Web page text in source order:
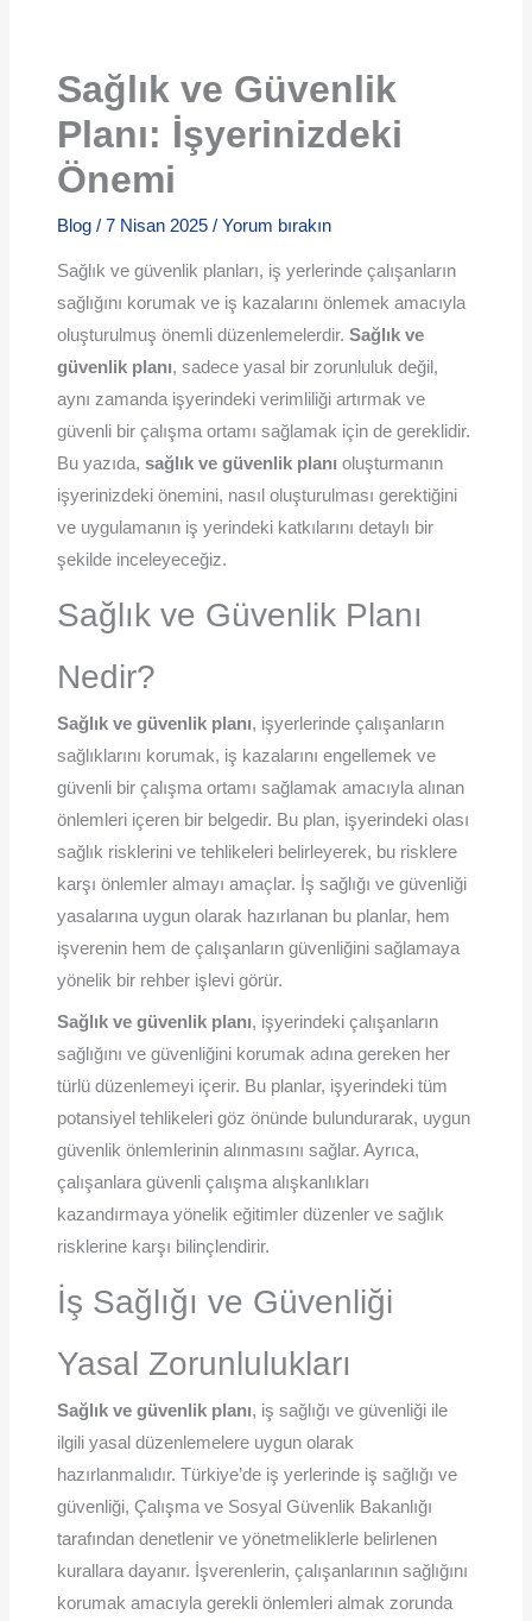
Sağlık ve Güvenlik
Planı: İşyerinizdeki
Önemi
Blog/ 7 Nisan 2025 / Yorum bırakın
Sağlık ve güvenlik planları, iş yerlerinde çalışanların
sağlığını korumak ve iş kazalarını önlemek amacıyla
oluşturulmuş önemli düzenlemelerdir. Sağlık ve
güvenlik planı, sadece yasal bir zorunluluk değil,
aynı zamanda işyerindeki verimliliği artırmak ve
güvenli bir çalışma ortamı sağlamak için de gereklidir.
Bu yazıda, sağlık ve güvenlik planı oluşturmanın
işyerinizdeki önemini, nasıl oluşturulması gerektiğini
ve uygulamanın iş yerindeki katkılarını detaylı bir
şekilde inceleyeceğiz.
Sağlık ve Güvenlik Planı
Nedir?
Sağlık ve güvenlik planı, işyerlerinde çalışanların
sağlıklarını korumak, iş kazalarını engellemek ve
güvenli bir çalışma ortamı sağlamak amacıyla alınan
önlemleri içeren bir belgedir. Bu plan, işyerindeki olası
sağlık risklerini ve tehlikeleri belirleyerek, bu risklere
karşı önlemler almayı amaçlar. İş sağlığı ve güvenliği
yasalarına uygun olarak hazırlanan bu planlar, hem
işverenin hem de çalışanların güvenliğini sağlamaya
yönelik bir rehber işlevi görür.
Sağlık ve güvenlik planı, işyerindeki çalışanların
sağlığını ve güvenliğini korumak adına gereken her
türlü düzenlemeyi içerir. Bu planlar, işyerindeki tüm
potansiyel tehlikeleri göz önünde bulundurarak, uygun
güvenlik önlemlerinin alınmasını sağlar. Ayrıca,
çalışanlara güvenli çalışma alışkanlıkları
kazandırmaya yönelik eğitimler düzenler ve sağlık
risklerine karşı bilinçlendirir.
İş Sağlığı ve Güvenliği
Yasal Zorunlulukları
Sağlık ve güvenlik planı, iş sağlığı ve güvenliği ile
ilgili yasal düzenlemelere uygun olarak
hazırlanmalıdır. Türkiye’de iş yerlerinde iş sağlığı ve
güvenliği, Çalışma ve Sosyal Güvenlik Bakanlığı
tarafından denetlenir ve yönetmeliklerle belirlenen
kurallara dayanır. İşverenlerin, çalışanlarının sağlığını
korumak amacıyla gerekli önlemleri almak zorunda